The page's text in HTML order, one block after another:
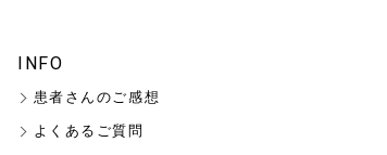
INFO
患者さんのご感想
よくあるご質問